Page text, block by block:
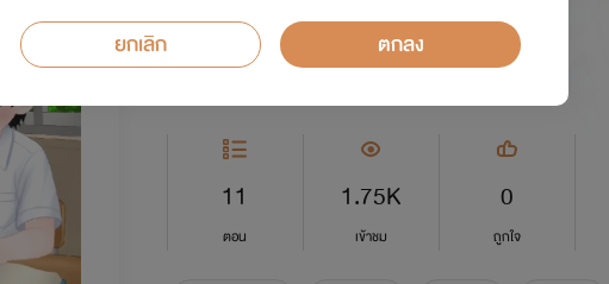
นักเขียน:BluesCynthia นักวาด: เนบูล่า
Y
11
ตอน
1.75K
เข้าชม
0
ถูกใจ
ยกเลิก ตกลง